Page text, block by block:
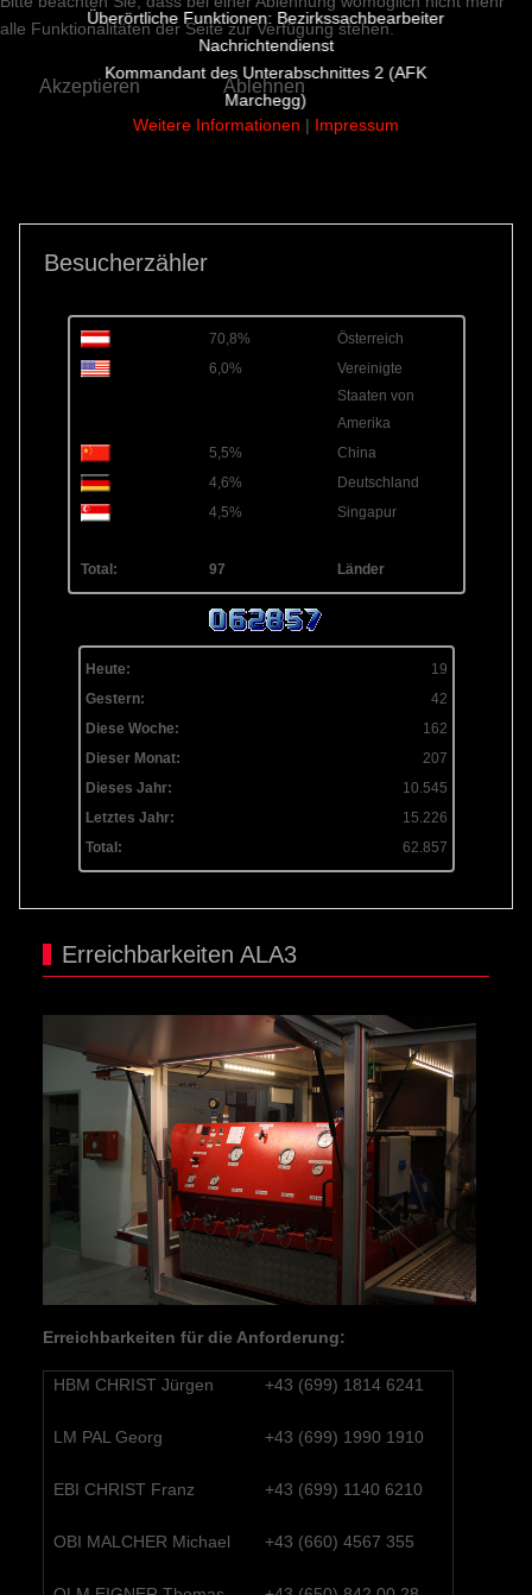
Überörtliche Funktionen: Bezirkssachbearbeiter
Nachrichtendienst
Kommandant des Unterabschnittes 2 (AFK
Marchegg)
Besucherzähler
70,8%
Österreich
6,0%
Vereinigte
Staaten von
Amerika
5,5%
China
4,6%
Deutschland
4,5%
Singapur
Total: 97 Länder
Heute:
19
Gestern:
42
Diese Woche:
162
Dieser Monat:
207
Dieses Jahr:
10.545
Letztes Jahr:
15.226
Total:
62.857
Erreichbarkeiten ALA3
Erreichbarkeiten für die Anforderung:
HBM CHRIST Jürgen +43 (699) 1814 6241
LM PAL Georg +43 (699) 1990 1910
EBI CHRIST Franz +43 (699) 1140 6210
OBI MALCHER Michael +43 (660) 4567 355
alle Funktionalitäten der Seite zur Verfügung stehen.
Akzeptieren Ablehnen
Weitere Informationen | Impressum